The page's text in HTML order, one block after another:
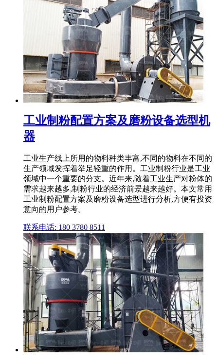
工业制粉配置方案及磨粉设备选型机
器
工业生产线上所用的物料种类丰富,不同的物料在不同的
生产领域发挥着举足轻重的作用。工业制粉行业是工业
领域中一个重要的分支。近年来,随着工业生产对粉体的
需求越来越多,制粉行业的经济前景越来越好。本文常用
工业制粉配置方案及磨粉设备选型进行分析,方便有投资
意向的用户参考。
联系电话: 180 3780 8511